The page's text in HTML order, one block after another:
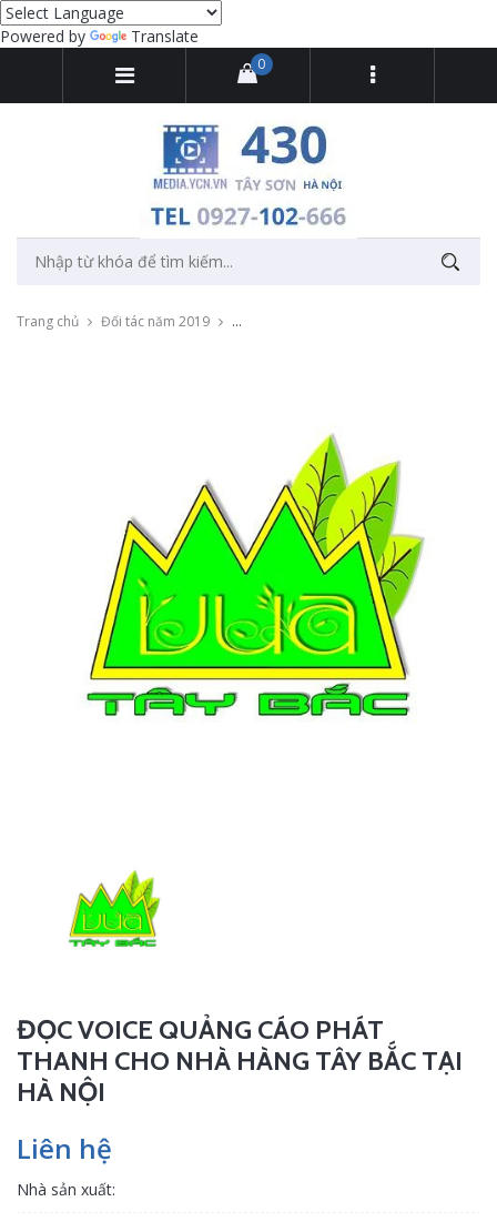
Powered by Translate
0
Trang chủ Đối tác năm 2019 Đọc voice quảng cáo phát thanh cho nhà
ĐỌC VOICE QUẢNG CÁO PHÁT
THANH CHO NHÀ HÀNG TÂY BẮC TẠI
HÀ NỘI
Liên hệ
Nhà sản xuất: